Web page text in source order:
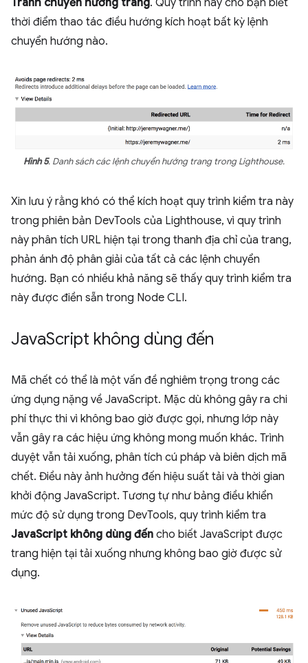
Tránh chuyển hướng trang. Quy trình này cho bạn biết
thời điểm thao tác điều hướng kích hoạt bất kỳ lệnh
chuyển hướng nào.
Hình 5. Danh sách các lệnh chuyển hướng trang trong Lighthouse.
Xin lưu ý rằng khó có thể kích hoạt quy trình kiểm tra này
trong phiên bản DevTools của Lighthouse, vì quy trình
này phân tích URL hiện tại trong thanh địa chỉ của trang,
phản ánh độ phân giải của tất cả các lệnh chuyển
hướng. Bạn có nhiều khả năng sẽ thấy quy trình kiểm tra
này được điền sẵn trong Node CLI.
JavaScript không dùng đến
Mã chết có thể là một vấn đề nghiêm trọng trong các
ứng dụng nặng về JavaScript. Mặc dù không gây ra chi
phí thực thi vì không bao giờ được gọi, nhưng lớp này
vẫn gây ra các hiệu ứng không mong muốn khác. Trình
duyệt vẫn tải xuống, phân tích cú pháp và biên dịch mã
chết. Điều này ảnh hưởng đến hiệu suất tải và thời gian
khởi động JavaScript. Tương tự như bảng điều khiển
mức độ sử dụng trong DevTools, quy trình kiểm tra
JavaScript không dùng đến cho biết JavaScript được
trang hiện tại tải xuống nhưng không bao giờ được sử
dụng.